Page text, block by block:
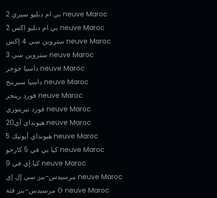
بي ام دبليو سيري 2 neuve Maroc
بي ام دبليو اكس 2 neuve Maroc
ستروين سي 4 إكس neuve Maroc
ستروين سي 3 neuve Maroc
داسيا جوجر neuve Maroc
داسيا سبرينج neuve Maroc
فورد رينجر neuve Maroc
فورد تيريتوري neuve Maroc
هيونداي آي20 neuve Maroc
هيونداي أيونيك 5 neuve Maroc
كيا بي في 5 كارجو neuve Maroc
كيا إي في 9 neuve Maroc
مرسيدس-بنز سي إل إي neuve Maroc
مرسيدس-بنز فئة G neuve Maroc